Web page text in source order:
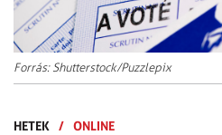
Forrás: Shutterstock/Puzzlepix
HETEK / ONLINE